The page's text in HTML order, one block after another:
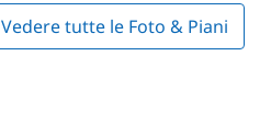
Vedere tutte le Foto & Piani